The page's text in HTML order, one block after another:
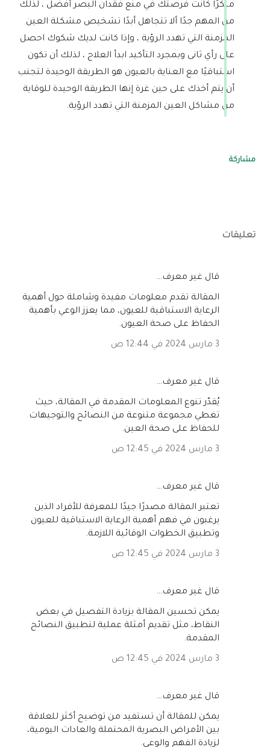
مبكرًا كانت فرصتك في منع فقدان البصر أفضل ، لذلك
من المهم جدًا ألا تتجاهل أبدًا تشخيص مشكلة العين
المزمنة التي تهدد الرؤية ، وإذا كانت لديك شكوك احصل
على رأي ثانى وبمجرد التأكيد ابدأ العلاج ، لذلك أن تكون
استباقيًا مع العناية بالعيون هو الطريقة الوحيدة لتجنب
أن يتم أخذك على حين غرة إنها الطريقة الوحيدة للوقاية
من مشاكل العين المزمنة التي تهدد الرؤية.
مشاركة
تعليقات
‏قال غير معرف…
المقالة تقدم معلومات مفيدة وشاملة حول أهمية
الرعاية الاستباقية للعيون، مما يعزز الوعي بأهمية
الحفاظ على صحة العيون.
3 مارس 2024 في 12:44 ص
‏قال غير معرف…
يُقدّر تنوع المعلومات المقدمة في المقالة، حيث
تغطي مجموعة متنوعة من النصائح والتوجيهات
للحفاظ على صحة العين.
3 مارس 2024 في 12:45 ص
‏قال غير معرف…
تعتبر المقالة مصدرًا جيدًا للمعرفة للأفراد الذين
يرغبون في فهم أهمية الرعاية الاستباقية للعيون
وتطبيق الخطوات الوقائية اللازمة.
3 مارس 2024 في 12:45 ص
‏قال غير معرف…
يمكن تحسين المقالة بزيادة التفصيل في بعض
النقاط، مثل تقديم أمثلة عملية لتطبيق النصائح
المقدمة.
3 مارس 2024 في 12:45 ص
‏قال غير معرف…
يمكن للمقالة أن تستفيد من توضيح أكثر للعلاقة
بين الأمراض البصرية المحتملة والعادات اليومية،
لزيادة الفهم والوعي.